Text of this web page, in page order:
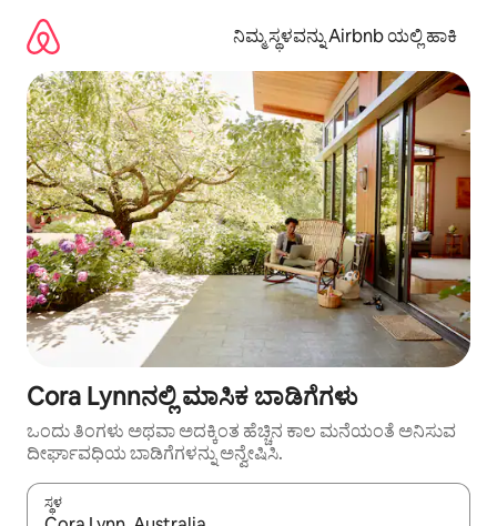
ಹೋಗಿ
ನಿಮ್ಮ ಸ್ಥಳವನ್ನು Airbnb ಯಲ್ಲಿ ಹಾಕಿ
Cora Lynnನಲ್ಲಿ ಮಾಸಿಕ ಬಾಡಿಗೆಗಳು
ಒಂದು ತಿಂಗಳು ಅಥವಾ ಅದಕ್ಕಿಂತ ಹೆಚ್ಚಿನ ಕಾಲ ಮನೆಯಂತೆ ಅನಿಸುವ
ದೀರ್ಘಾವಧಿಯ ಬಾಡಿಗೆಗಳನ್ನು ಅನ್ವೇಷಿಸಿ.
ಸ್ಥಳ